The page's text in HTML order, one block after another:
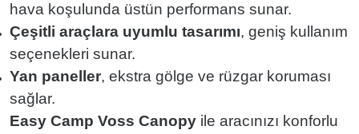
hava koşulunda üstün performans sunar.
Çeşitli araçlara uyumlu tasarımı, geniş kullanım
seçenekleri sunar.
Yan paneller, ekstra gölge ve rüzgar koruması
sağlar.
Easy Camp Voss Canopy ile aracınızı konforlu